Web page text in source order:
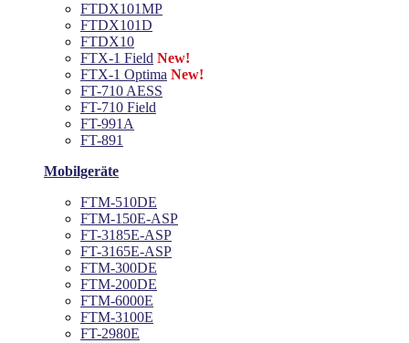
FTDX101MP
FTDX101D
FTDX10
FTX-1 Field New!
FTX-1 Optima New!
FT-710 AESS
FT-710 Field
FT-991A
FT-891
Mobilgeräte
FTM-510DE
FTM-150E-ASP
FT-3185E-ASP
FT-3165E-ASP
FTM-300DE
FTM-200DE
FTM-6000E
FTM-3100E
FT-2980E